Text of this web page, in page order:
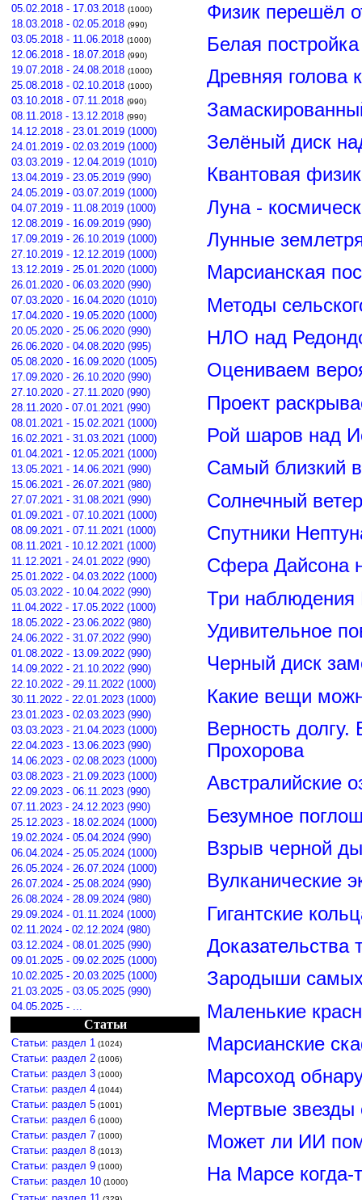
05.02.2018 - 17.03.2018 (1000)
18.03.2018 - 02.05.2018 (990)
03.05.2018 - 11.06.2018 (1000)
12.06.2018 - 18.07.2018 (990)
19.07.2018 - 24.08.2018 (1000)
25.08.2018 - 02.10.2018 (1000)
03.10.2018 - 07.11.2018 (990)
08.11.2018 - 13.12.2018 (990)
14.12.2018 - 23.01.2019 (1000)
24.01.2019 - 02.03.2019 (1000)
03.03.2019 - 12.04.2019 (1010)
13.04.2019 - 23.05.2019 (990)
24.05.2019 - 03.07.2019 (1000)
04.07.2019 - 11.08.2019 (1000)
12.08.2019 - 16.09.2019 (990)
17.09.2019 - 26.10.2019 (1000)
27.10.2019 - 12.12.2019 (1000)
13.12.2019 - 25.01.2020 (1000)
26.01.2020 - 06.03.2020 (990)
07.03.2020 - 16.04.2020 (1010)
17.04.2020 - 19.05.2020 (1000)
20.05.2020 - 25.06.2020 (990)
26.06.2020 - 04.08.2020 (995)
05.08.2020 - 16.09.2020 (1005)
17.09.2020 - 26.10.2020 (990)
27.10.2020 - 27.11.2020 (990)
28.11.2020 - 07.01.2021 (990)
08.01.2021 - 15.02.2021 (1000)
16.02.2021 - 31.03.2021 (1000)
01.04.2021 - 12.05.2021 (1000)
13.05.2021 - 14.06.2021 (990)
15.06.2021 - 26.07.2021 (980)
27.07.2021 - 31.08.2021 (990)
01.09.2021 - 07.10.2021 (1000)
08.09.2021 - 07.11.2021 (1000)
08.11.2021 - 10.12.2021 (1000)
11.12.2021 - 24.01.2022 (990)
25.01.2022 - 04.03.2022 (1000)
05.03.2022 - 10.04.2022 (990)
11.04.2022 - 17.05.2022 (1000)
18.05.2022 - 23.06.2022 (980)
24.06.2022 - 31.07.2022 (990)
01.08.2022 - 13.09.2022 (990)
14.09.2022 - 21.10.2022 (990)
22.10.2022 - 29.11.2022 (1000)
30.11.2022 - 22.01.2023 (1000)
23.01.2023 - 02.03.2023 (990)
03.03.2023 - 21.04.2023 (1000)
22.04.2023 - 13.06.2023 (990)
14.06.2023 - 02.08.2023 (1000)
03.08.2023 - 21.09.2023 (1000)
22.09.2023 - 06.11.2023 (990)
07.11.2023 - 24.12.2023 (990)
25.12.2023 - 18.02.2024 (1000)
19.02.2024 - 05.04.2024 (990)
06.04.2024 - 25.05.2024 (1000)
26.05.2024 - 26.07.2024 (1000)
26.07.2024 - 25.08.2024 (990)
26.08.2024 - 28.09.2024 (980)
29.09.2024 - 01.11.2024 (1000)
02.11.2024 - 02.12.2024 (980)
03.12.2024 - 08.01.2025 (990)
09.01.2025 - 09.02.2025 (1000)
10.02.2025 - 20.03.2025 (1000)
21.03.2025 - 03.05.2025 (990)
04.05.2025 - ...
Статьи
Статьи: раздел 1 (1024)
Статьи: раздел 2 (1006)
Статьи: раздел 3 (1000)
Статьи: раздел 4 (1044)
Статьи: раздел 5 (1001)
Статьи: раздел 6 (1000)
Статьи: раздел 7 (1000)
Статьи: раздел 8 (1013)
Статьи: раздел 9 (1000)
Статьи: раздел 10 (1000)
Физик перешёл
Белая
Древняя голова
Зелёный диск
Квантовая
Луна -
Лунные
Марсианская
Методы
НЛО над
Оцениваем
Проект
Рой шаров над
Самый близкий
Солнечный
Спутники
Сфера Дайсона
Три
Удивительное
Черный диск
Какие вещи
Верность долгу.
Прохорова
Австралийские
Безумное
Взрыв черной
Вулканические
Гигантские
Доказательства
Зародыши самых
Маленькие
Марсианские
Марсоход
Мертвые звезды
Может ли ИИ
На Марсе